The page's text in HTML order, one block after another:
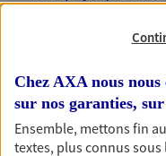
Nos offres
Chez AXA nous
sur nos garanties,
Ensemble, mettons fin
textes, plus connus sous